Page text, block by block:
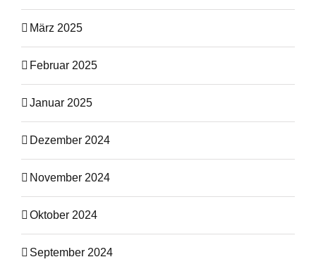
März 2025
Februar 2025
Januar 2025
Dezember 2024
November 2024
Oktober 2024
September 2024